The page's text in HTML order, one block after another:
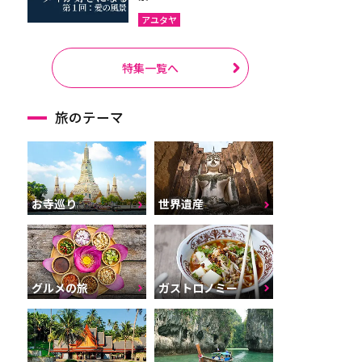
アユタヤ
特集一覧へ
旅のテーマ
お寺巡り 世界遺産
グルメの旅 ガストロノミー